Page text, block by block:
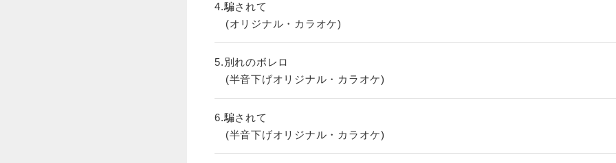
4.騙されて
(オリジナル・カラオケ)
5.別れのボレロ
(半音下げオリジナル・カラオケ)
6.騙されて
(半音下げオリジナル・カラオケ)